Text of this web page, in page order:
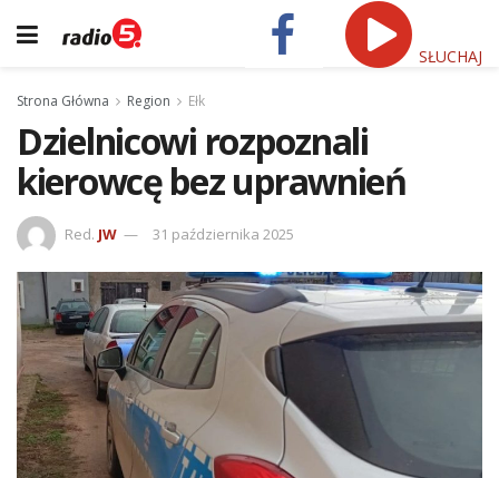
SŁUCHAJ
Strona Główna Region Ełk
Dzielnicowi rozpoznali
kierowcę bez uprawnień
Red. JW 31 października 2025